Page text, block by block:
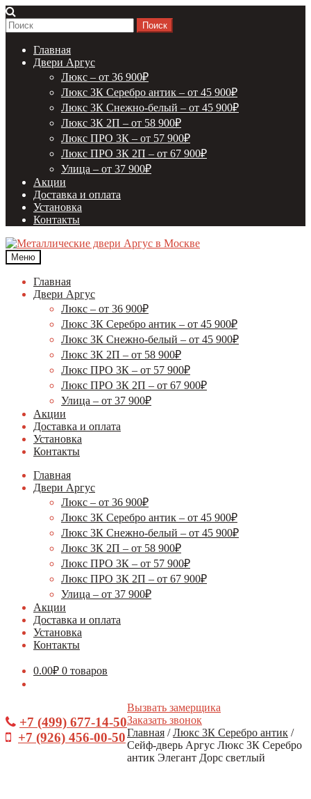
Перейти
к
навигации
Перейти
к
содержимому
Найти:
Главная
Двери Аргус
Люкс – от 36 900₽
Люкс 3К Серебро антик – от 45 900₽
Люкс 3К Снежно-белый – от 45 900₽
Люкс 3К 2П – от 58 900₽
Люкс ПРО 3К – от 57 900₽
Люкс ПРО 3К 2П – от 67 900₽
Улица – от 37 900₽
Акции
Доставка и оплата
Установка
Контакты
Меню
Главная
Двери Аргус
Люкс – от 36 900₽
Люкс 3К Серебро антик – от 45 900₽
Люкс 3К Снежно-белый – от 45 900₽
Люкс 3К 2П – от 58 900₽
Люкс ПРО 3К – от 57 900₽
Люкс ПРО 3К 2П – от 67 900₽
Улица – от 37 900₽
Акции
Доставка и оплата
Установка
Контакты
Главная
Двери Аргус
Люкс – от 36 900₽
Люкс 3К Серебро антик – от 45 900₽
Люкс 3К Снежно-белый – от 45 900₽
Люкс 3К 2П – от 58 900₽
Люкс ПРО 3К – от 57 900₽
Люкс ПРО 3К 2П – от 67 900₽
Улица – от 37 900₽
Акции
Доставка и оплата
Установка
Контакты
0.00₽ 0 товаров
+7 (499) 677-14-50
+7 (926) 456-00-50
Вызвать замерщика
Заказать звонок
Главная /Люкс 3К Серебро антик /
Сейф-дверь Аргус Люкс 3К Серебро
антик Элегант Дорс светлый